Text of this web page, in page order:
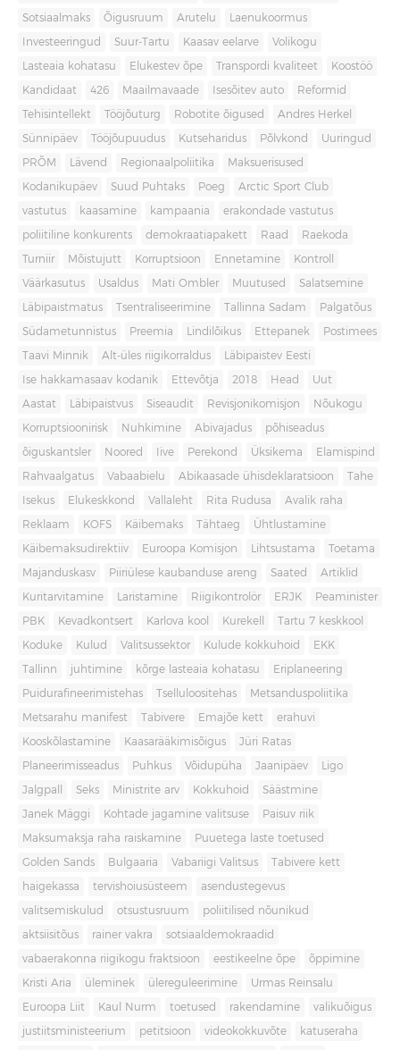
Sotsiaalmaks Õigusruum Arutelu Laenukoormus
Investeeringud Suur-Tartu Kaasav eelarve Volikogu
Lasteaia kohatasu Elukestev õpe Transpordi kvaliteet Koostöö
Kandidaat 426 Maailmavaade Isesõitev auto Reformid
Tehisintellekt Tööjõuturg Robotite õigused Andres Herkel
Sünnipäev Tööjõupuudus Kutseharidus Põlvkond Uuringud
PRÕM Lävend Regionaalpoliitika Maksuerisused
Kodanikupäev Suud Puhtaks Poeg Arctic Sport Club
vastutus kaasamine kampaania erakondade vastutus
poliitiline konkurents demokraatiapakett Raad Raekoda
Turniir Mõistujutt Korruptsioon Ennetamine Kontroll
Väärkasutus Usaldus Mati Ombler Muutused Salatsemine
Läbipaistmatus Tsentraliseerimine Tallinna Sadam Palgatõus
Südametunnistus Preemia Lindilõikus Ettepanek Postimees
Taavi Minnik Alt-üles riigikorraldus Läbipaistev Eesti
Ise hakkamasaav kodanik Ettevõtja 2018 Head Uut
Aastat Läbipaistvus Siseaudit Revisjonikomisjon Nõukogu
Korruptsioonirisk Nuhkimine Abivajadus põhiseadus
õiguskantsler Noored Iive Perekond Üksikema Elamispind
Rahvaalgatus Vabaabielu Abikaasade ühisdeklaratsioon Tahe
Isekus Elukeskkond Vallaleht Rita Rudusa Avalik raha
Reklaam KOFS Käibemaks Tähtaeg Ühtlustamine
Käibemaksudirektiiv Euroopa Komisjon Lihtsustama Toetama
Majanduskasv Piiriülese kaubanduse areng Saated Artiklid
Kuritarvitamine Laristamine Riigikontrolör ERJK Peaminister
PBK Kevadkontsert Karlova kool Kurekell Tartu 7 keskkool
Koduke Kulud Valitsussektor Kulude kokkuhoid EKK
Tallinn juhtimine kõrge lasteaia kohatasu Eriplaneering
Puidurafineerimistehas Tselluloositehas Metsanduspoliitika
Metsarahu manifest Tabivere Emajõe kett erahuvi
Kooskõlastamine Kaasarääkimisõigus Jüri Ratas
Planeerimisseadus Puhkus Võidupüha Jaanipäev Ligo
Jalgpall Seks Ministrite arv Kokkuhoid Säästmine
Janek Mäggi Kohtade jagamine valitsuse Paisuv riik
Maksumaksja raha raiskamine Puuetega laste toetused
Golden Sands Bulgaaria Vabariigi Valitsus Tabivere kett
haigekassa tervishoiusüsteem asendustegevus
valitsemiskulud otsustusruum poliitilised nõunikud
aktsiisitõus rainer vakra sotsiaaldemokraadid
vabaerakonna riigikogu fraktsioon eestikeelne õpe õppimine
Kristi Aria üleminek ülereguleerimine Urmas Reinsalu
Euroopa Liit Kaul Nurm toetused rakendamine valikuõigus
justiitsministeerium petitsioon videokokkuvõte katuseraha